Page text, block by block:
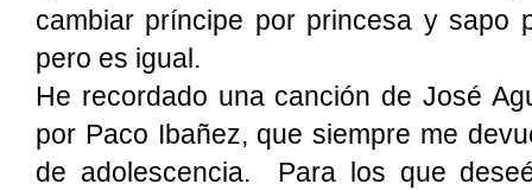
cambiar príncipe por princesa y sapo
pero es igual.
He recordado una canción de José
por Paco Ibañez, que siempre me
de adolescencia. Para los que